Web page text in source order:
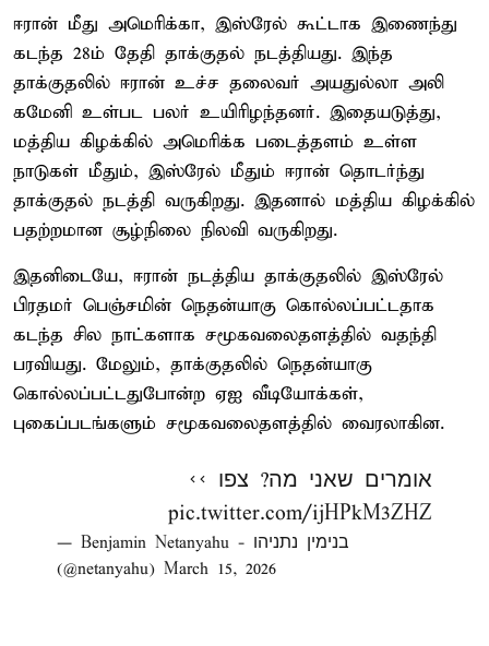
ஈரான் மீது அமெரிக்கா, இஸ்ரேல் கூட்டாக இணைந்து
கடந்த 28ம் தேதி தாக்குதல் நடத்தியது. இந்த
தாக்குதலில் ஈரான் உச்ச தலைவர் அயதுல்லா அலி
கமேனி உள்பட பலர் உயிரிழந்தனர். இதையடுத்து,
மத்திய கிழக்கில் அமெரிக்க படைத்தளம் உள்ள
நாடுகள் மீதும், இஸ்ரேல் மீதும் ஈரான் தொடர்ந்து
தாக்குதல் நடத்தி வருகிறது. இதனால் மத்திய கிழக்கில்
பதற்றமான சூழ்நிலை நிலவி வருகிறது.
இதனிடையே, ஈரான் நடத்திய தாக்குதலில் இஸ்ரேல்
பிரதமர் பெஞ்சமின் நெதன்யாகு கொல்லப்பட்டதாக
கடந்த சில நாட்களாக சமூகவலைதளத்தில் வதந்தி
பரவியது. மேலும், தாக்குதலில் நெதன்யாகு
கொல்லப்பட்டதுபோன்ற ஏஐ வீடியோக்கள்,
புகைப்படங்களும் சமூகவலைதளத்தில் வைரலாகின.
אומרים שאני מה? צפו >>
pic.twitter.com/ijHPkM3ZHZ
— Benjamin Netanyahu - בנימין נתניהו
(@netanyahu) March 15, 2026